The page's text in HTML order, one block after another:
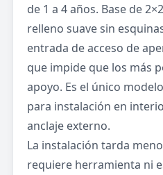
de 1 a 4 años. Base de
relleno suave sin
entrada de acceso de
que impide que los más
apoyo. Es el único
para instalación en
anclaje externo.
La instalación tarda
requiere herramienta ni